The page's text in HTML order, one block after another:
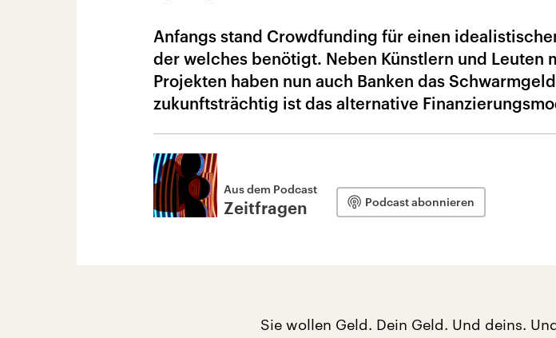
Anfangs stand Crowdfunding für einen
der welches benötigt. Neben Künstlern und Leuten
Projekten haben nun auch Banken das
zukunftsträchtig ist das alternative
Aus dem Podcast
Zeitfragen Podcast abonnieren
Sie wollen Geld. Dein Geld. Und deins.